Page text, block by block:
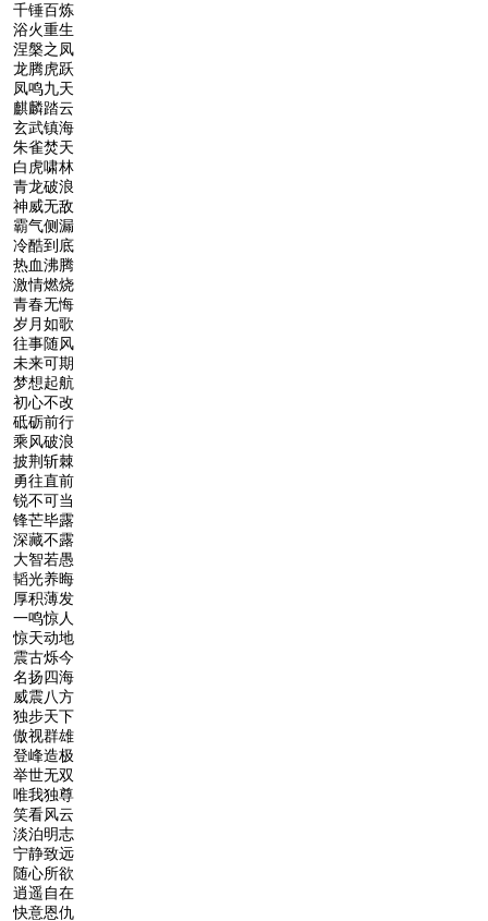
千锤百炼
浴火重生
涅槃之凤
龙腾虎跃
凤鸣九天
麒麟踏云
玄武镇海
朱雀焚天
白虎啸林
青龙破浪
神威无敌
霸气侧漏
冷酷到底
热血沸腾
激情燃烧
青春无悔
岁月如歌
往事随风
未来可期
梦想起航
初心不改
砥砺前行
乘风破浪
披荆斩棘
勇往直前
锐不可当
锋芒毕露
深藏不露
大智若愚
韬光养晦
厚积薄发
一鸣惊人
惊天动地
震古烁今
名扬四海
威震八方
独步天下
傲视群雄
登峰造极
举世无双
唯我独尊
笑看风云
淡泊明志
宁静致远
随心所欲
逍遥自在
快意恩仇